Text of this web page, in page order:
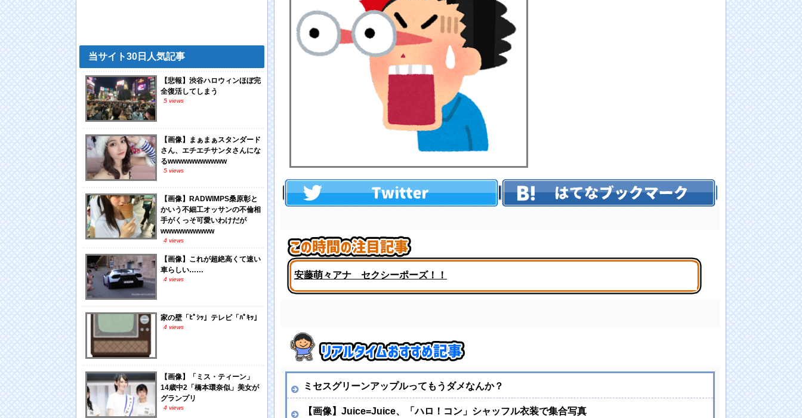
安藤萌々アナ セクシーポーズ！！
ミセスグリーンアップルってもうダメなんか？
【画像】Juice=Juice、「ハロ！コン」シャッフル衣装で集合写真
当サイト30日人気記事
【悲報】渋谷ハロウィンほぼ完
全復活してしまう
5 views
【画像】まぁまぁスタンダード
さん、エチエチサンタさんにな
るwwwwwwwwwww
5 views
【画像】RADWIMPS桑原彰と
かいう不細工オッサンの不倫相
手がくっそ可愛いわけだが
wwwwwwwwww
4 views
【画像】これが超絶高くて速い
車らしい……
4 views
家の壁「ﾋﾟｼｯ」テレビ「ﾊﾟｷｯ」
4 views
【画像】「ミス・ティーン」
14歳中2「橋本環奈似」美女が
グランプリ
4 views